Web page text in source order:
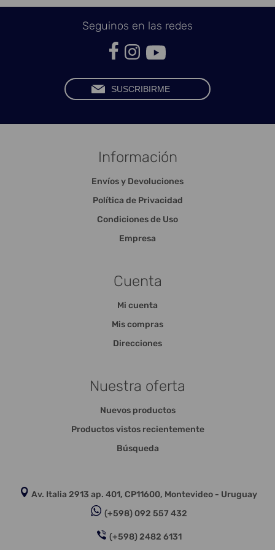
Seguinos en las redes
Información
Envíos y Devoluciones
Política de Privacidad
Condiciones de Uso
Empresa
Cuenta
Mi cuenta
Mis compras
Direcciones
Nuestra oferta
Nuevos productos
Productos vistos recientemente
Búsqueda
Av. Italia 2913 ap. 401, CP11600, Montevideo - Uruguay
(+598) 092 557 432
(+598) 2482 6131